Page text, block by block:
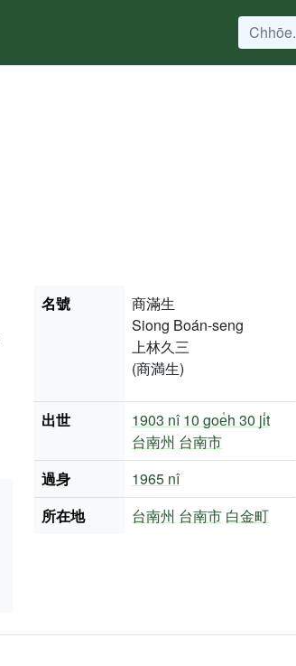
名號
商滿生
Siong Boán-seng
上林久三
(商満生)
出世 1903 nî 10 goe̍h 30 ji̍t
台南州 台南市
過身
1965 nî
所在地
台南州 台南市 白金町